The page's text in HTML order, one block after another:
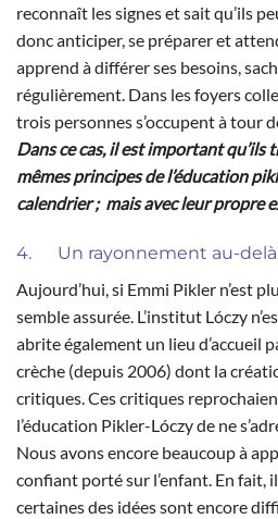
reconnaît les signes et sait qu’ils
donc anticiper, se préparer et
apprend à différer ses besoins,
régulièrement. Dans les foyers
trois personnes s’occupent à tour
Dans ce cas, il est important qu’ils
mêmes principes de l’éducation
calendrier ; mais avec leur propre
4. Un rayonnement au-delà
Aujourd’hui, si Emmi Pikler n’est
semble assurée. L’institut Lóczy
abrite également un lieu d’accueil
crèche (depuis 2006) dont la
critiques. Ces critiques
l’éducation Pikler-Lóczy de ne
Nous avons encore beaucoup à
confiant porté sur l’enfant. En fait,
certaines des idées sont encore